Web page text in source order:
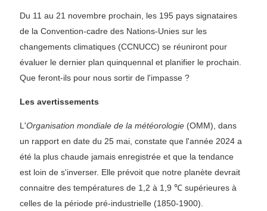
Du 11 au 21 novembre prochain, les 195 pays signataires
de la Convention-cadre des Nations-Unies sur les
changements climatiques (CCNUCC) se réuniront pour
évaluer le dernier plan quinquennal et planifier le prochain.
Que feront-ils pour nous sortir de l'impasse ?
Les avertissements
L'Organisation mondiale de la météorologie (OMM), dans
un rapport en date du 25 mai, constate que l'année 2024 a
été la plus chaude jamais enregistrée et que la tendance
est loin de s'inverser. Elle prévoit que notre planète devrait
connaitre des températures de 1,2 à 1,9 ℃ supérieures à
celles de la période pré-industrielle (1850-1900).